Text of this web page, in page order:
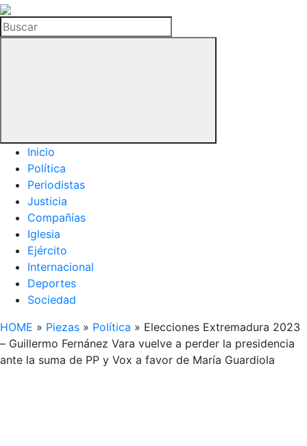
La
Hemeroteca
del
Buscar
Inicio
Política
Periodistas
Justicia
Compañías
Iglesia
Ejército
Internacional
Deportes
Sociedad
HOME » Piezas » Política » Elecciones Extremadura 2023
– Guillermo Fernánez Vara vuelve a perder la presidencia
ante la suma de PP y Vox a favor de María Guardiola